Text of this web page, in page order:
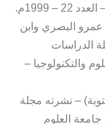
1999م.
عمرو البصري وابن
الدراسات
والتكنولوجيا –
– نشرته مجلة
العلوم